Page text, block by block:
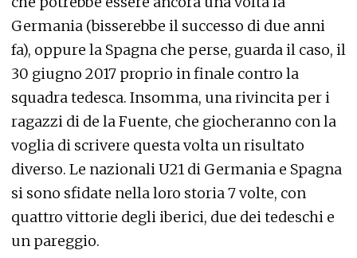
Germania (bisserebbe il successo di due anni
fa), oppure la Spagna che perse, guarda il caso, il
30 giugno 2017 proprio in finale contro la
squadra tedesca. Insomma, una rivincita per i
ragazzi di de la Fuente, che giocheranno con la
voglia di scrivere questa volta un risultato
diverso. Le nazionali U21 di Germania e Spagna
si sono sfidate nella loro storia 7 volte, con
quattro vittorie degli iberici, due dei tedeschi e
un pareggio.